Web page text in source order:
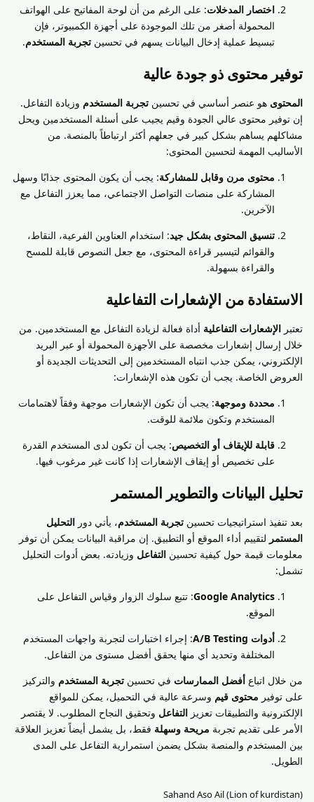
اختصار المدخلات: على الرغم من أن لوحة المفاتيح على الهواتف
المحمولة أصغر من تلك الموجودة على أجهزة الكمبيوتر، فإن
تبسيط عملية إدخال البيانات يسهم في تحسين تجربة المستخدم.
توفير محتوى ذو جودة عالية
المحتوى هو عنصر أساسي في تحسين تجربة المستخدم وزيادة التفاعل.
إن توفير محتوى عالي الجودة وقيم يجيب على أسئلة المستخدمين ويحل
مشاكلهم يساهم بشكل كبير في جعلهم أكثر ارتباطاً بالمنصة. من
الأساليب المهمة لتحسين المحتوى:
محتوى مرن وقابل للمشاركة: يجب أن يكون المحتوى جذابًا وسهل
المشاركة على منصات التواصل الاجتماعي، مما يعزز التفاعل مع
الآخرين.
تنسيق المحتوى بشكل جيد: استخدام العناوين الفرعية، النقاط،
والقوائم لتيسير قراءة المحتوى، مع جعل النصوص قابلة للمسح
والقراءة بسهولة.
الاستفادة من الإشعارات التفاعلية
تعتبر الإشعارات التفاعلية أداة فعالة لزيادة التفاعل مع المستخدمين. من
خلال إرسال إشعارات مخصصة على الأجهزة المحمولة أو عبر البريد
الإلكتروني، يمكن جذب انتباه المستخدمين إلى التحديثات الجديدة أو
العروض الخاصة. يجب أن تكون هذه الإشعارات:
محددة وموجهة: يجب أن تكون الإشعارات موجهة وفقاً لاهتمامات
المستخدم وتكون ملائمة للوقت.
قابلة للإيقاف أو التخصيص: يجب أن تكون لدى المستخدم القدرة
على تخصيص أو إيقاف الإشعارات إذا كانت غير مرغوب فيها.
تحليل البيانات والتطوير المستمر
بعد تنفيذ استراتيجيات تحسين تجربة المستخدم، يأتي دور التحليل
المستمر لتقييم أداء الموقع أو التطبيق. إن مراقبة البيانات يمكن أن توفر
معلومات قيمة حول كيفية تحسين التفاعل وزيادته. بعض أدوات التحليل
تشمل:
Google Analytics: تتبع سلوك الزوار وقياس التفاعل على
الموقع.
أدوات A/B Testing
: إجراء اختبارات لتجربة واجهات المستخدم
المختلفة وتحديد أي منها يحقق أفضل مستوى من التفاعل.
من خلال اتباع أفضل الممارسات في تحسين تجربة المستخدم والتركيز
على توفير محتوى قيم وسرعة عالية في التحميل، يمكن للمواقع
الإلكترونية والتطبيقات تعزيز التفاعل وتحقيق النجاح المطلوب. لا يقتصر
الأمر على تقديم تجربة مريحة وسهلة فقط، بل يشمل أيضاً تعزيز العلاقة
بين المستخدم والمنصة بشكل يضمن استمرارية التفاعل على المدى
الطويل.
Sahand Aso Ail (Lion of kurdistan)